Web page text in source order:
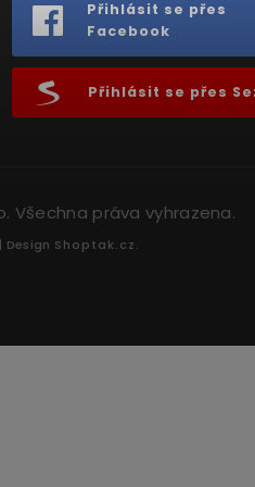
Přihlásit se přes
Facebook
Přihlásit se přes
. Všechna práva vyhrazena.
| Design Shoptak.cz.